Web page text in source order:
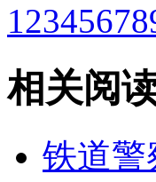
12345678
相关阅读
铁道警